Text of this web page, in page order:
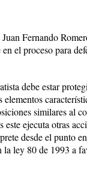
Fernando
el proceso para
debe estar
similares al
ejecuta otras
desde el punto
la ley 80 de 1993 a